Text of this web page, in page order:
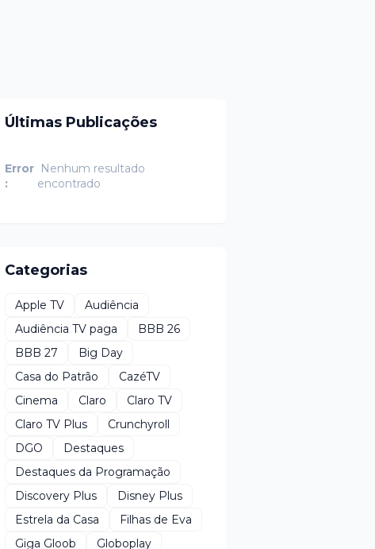
Últimas Publicações
Error
:
Nenhum resultado
encontrado
Categorias
Apple TV
Audiência
Audiência TV paga
BBB 26
BBB 27
Big Day
Casa do Patrão
CazéTV
Cinema
Claro
Claro TV
Claro TV Plus
Crunchyroll
DGO
Destaques
Destaques da Programação
Discovery Plus
Disney Plus
Estrela da Casa
Filhas de Eva
Giga Gloob
Globoplay